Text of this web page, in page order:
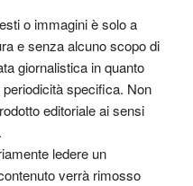
o immagini è solo a
e senza alcuno scopo di
giornalistica in quanto
specifica. Non
editoriale ai sensi
ledere un
verrà rimosso